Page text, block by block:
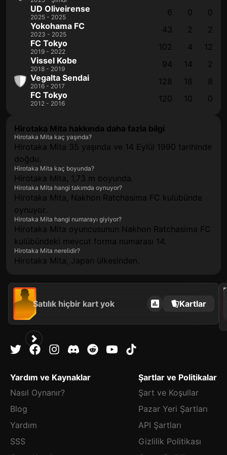
UD Oliveirense
2025 - 2025 6 0
0
Yokohama FC
2023 - 2025 43 2
2
FC Tokyo
2019 - 2022 102 4
12
Vissel Kobe
2018 - 2019 94 14
2
Vegalta Sendai
2016 - 2017 128 18
8
FC Tokyo
2012 - 2016 120 10 0
Hirotaka Mita hakkında daha fazla bilgi
Hirotaka Mita kaç yaşında?
Hirotaka Mita 35 yaşında ve 14 Eylül 1990 tarihinde
doğdu.
Hirotaka Mita kaç boyunda?
Hirotaka Mita, 1,73 m boyunda.
Hirotaka Mita hangi takımda oynuyor?
Hirotaka Mita, Nakhon Ratchasima FC kulübünde
oynuyor.
Hirotaka Mita hangi numarayı giyiyor?
Hirotaka Mita oyuncusunun Nakhon Ratchasima FC
kulübündeki mevcut forma numarası 14.
Hirotaka Mita nerelidir?
Hirotaka Mita, Japan ülkesinden.
Satılık hiçbir kart yok Kartlar
2021
Yardım ve Kaynaklar
Nasıl Oynanır?
Blog
Yardım
SSS
Şartlar ve Politikalar
Şart ve Koşullar
Pazar Yeri Şartları
API Şartları
Gizlilik Politikası